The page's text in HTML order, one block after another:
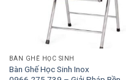
BÀN GHẾ HỌC SINH
Bàn Ghế Học Sinh Inox